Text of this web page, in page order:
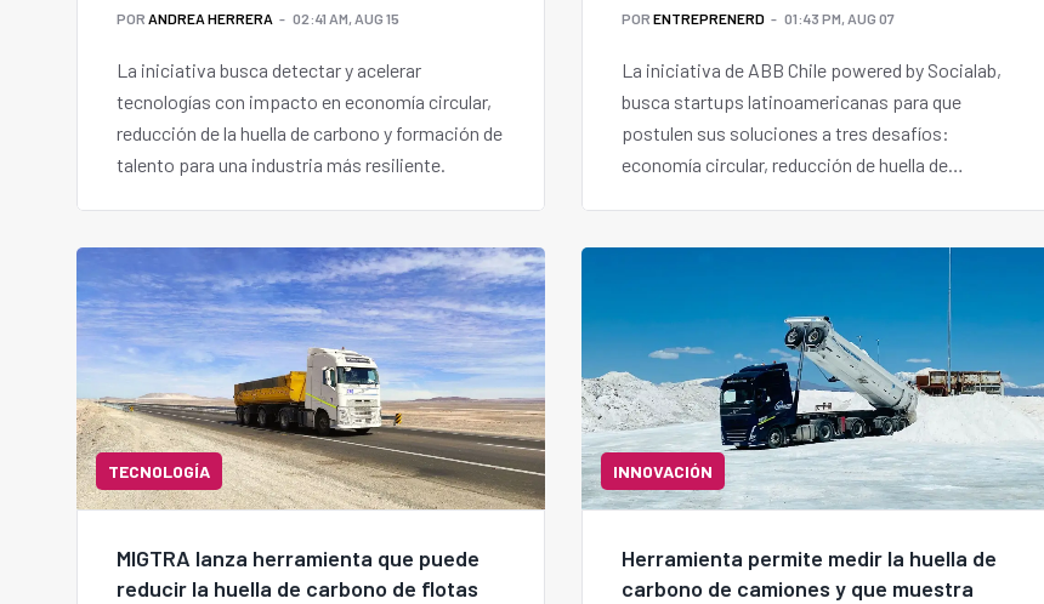
POR ANDREA HERRERA 02:41 AM, AUG 15
La iniciativa busca detectar y acelerar
tecnologías con impacto en economía circular,
reducción de la huella de carbono y formación de
talento para una industria más resiliente.
POR ENTREPRENERD 01:43 PM, AUG 07
La iniciativa de ABB Chile powered by Socialab,
busca startups latinoamericanas para que
postulen sus soluciones a tres desafíos:
economía circular, reducción de huella de
TECNOLOGÍA
MIGTRA lanza herramienta que puede
reducir la huella de carbono de flotas
INNOVACIÓN
Herramienta permite medir la huella de
carbono de camiones y que muestra